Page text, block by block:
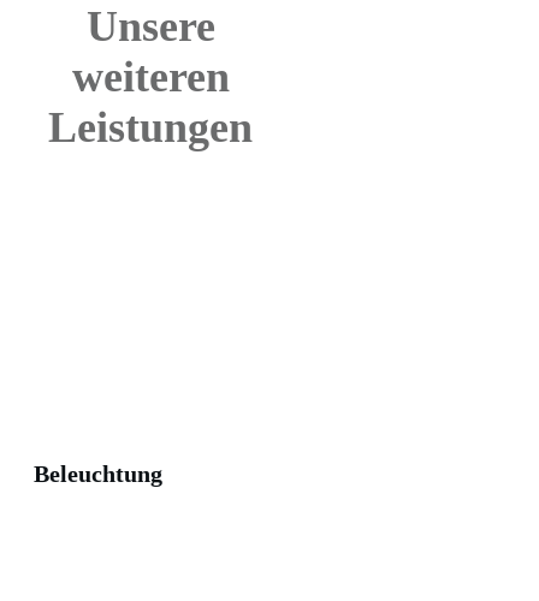
Unsere
weiteren
Leistungen
Beleuchtung